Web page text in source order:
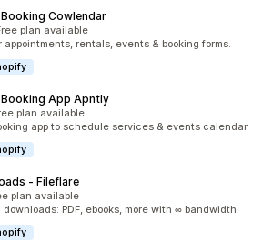
Cowlendar
plan available
appointments, rentals, events & booking forms.
App Apntly
plan available
app to schedule services & events calendar
‑ Fileflare
plan available
PDF, ebooks, more with ∞ bandwidth